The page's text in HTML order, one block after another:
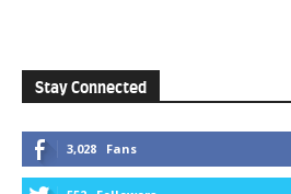
Stay Connected
3,028 Fans